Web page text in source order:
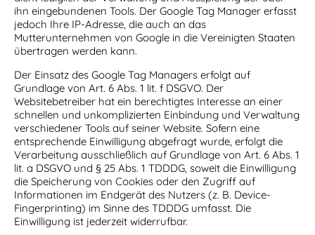
ihn eingebundenen Tools. Der Google Tag Manager erfasst
jedoch Ihre IP-Adresse, die auch an das
Mutterunternehmen von Google in die Vereinigten Staaten
übertragen werden kann.
Der Einsatz des Google Tag Managers erfolgt auf
Grundlage von Art. 6 Abs. 1 lit. f DSGVO. Der
Websitebetreiber hat ein berechtigtes Interesse an einer
schnellen und unkomplizierten Einbindung und Verwaltung
verschiedener Tools auf seiner Website. Sofern eine
entsprechende Einwilligung abgefragt wurde, erfolgt die
Verarbeitung ausschließlich auf Grundlage von Art. 6 Abs. 1
lit. a DSGVO und § 25 Abs. 1 TDDDG, soweit die Einwilligung
die Speicherung von Cookies oder den Zugriff auf
Informationen im Endgerät des Nutzers (z. B. Device-
Fingerprinting) im Sinne des TDDDG umfasst. Die
Einwilligung ist jederzeit widerrufbar.